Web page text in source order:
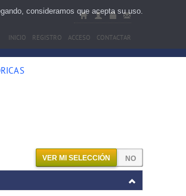
INICIO REGISTRO ACCESO CONTACTAR
VER MI SELECCIÓN
consideramos que acepta su uso.